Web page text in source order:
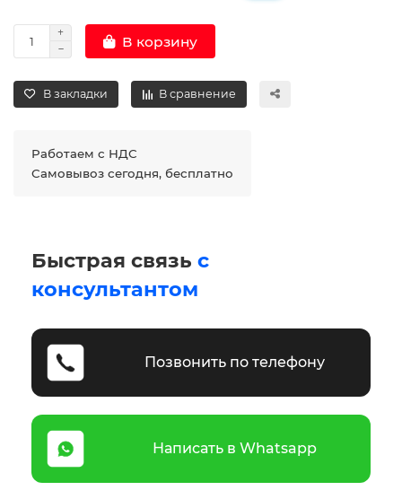
В корзину
В закладки В сравнение
Работаем с НДС
Самовывоз сегодня, бесплатно
Быстрая связь с
консультантом
Позвонить по телефону
Написать в Whatsapp